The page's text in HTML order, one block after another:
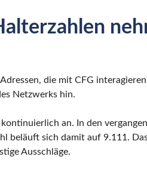
die mit CFG
Netzwerks hin.
an. In den
beläuft sich damit auf 9.111.
Ausschläge.